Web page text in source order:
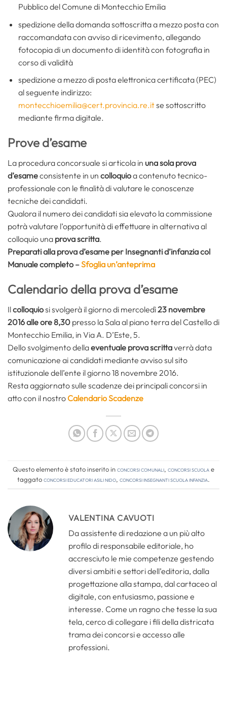
Pubblico del Comune di Montecchio Emilia
spedizione della domanda sottoscritta a mezzo posta con
raccomandata con avviso di ricevimento, allegando
fotocopia di un documento di identità con fotografia in
corso di validità
spedizione a mezzo di posta elettronica certificata (PEC)
al seguente indirizzo:
montecchioemilia@cert.provincia.re.itse sottoscritto
mediante firma digitale.
Prove d’esame
La procedura concorsuale si articola in una sola prova
d’esameconsistente in un colloquioa contenuto tecnico-
professionale con le finalità di valutare le conoscenze
tecniche dei candidati.
Qualora il numero dei candidati sia elevato la commissione
potrà valutare l’opportunità di effettuare in alternativa al
colloquio una prova scritta.
Preparati alla prova d’esame per Insegnanti d’infanzia col
Manuale completo –Sfoglia un’anteprima
Calendario della prova d’esame
Ilcolloquiosi svolgerà il giorno di mercoledì23 novembre
2016 alle ore 8,30 presso la Sala al piano terra del Castello di
Montecchio Emilia, in Via A. D’Este, 5.
Dello svolgimento dellaeventuale prova scrittaverrà data
comunicazione ai candidati mediante avviso sul sito
istituzionale dell’ente il giorno 18 novembre 2016.
Resta aggiornato sulle scadenze dei principali concorsi in
atto con il nostroCalendario Scadenze
Questo elemento è stato inserito inConcorsi comunali, Concorsi Scuolae
taggatoconcorsi educatori asili nido, concorsi insegnanti scuola infanzia.
VALENTINA CAVUOTI
Da assistente di redazione a un più alto
profilo di responsabile editoriale, ho
accresciuto le mie competenze gestendo
diversi ambiti e settori dell’editoria, dalla
progettazione alla stampa, dal cartaceo al
digitale, con entusiasmo, passione e
interesse. Come un ragno che tesse la sua
tela, cerco di collegare i fili della districata
trama dei concorsi e accesso alle
professioni.